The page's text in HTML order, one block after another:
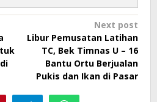
Next post
Libur Pemusatan Latihan
TC, Bek Timnas U – 16
Bantu Ortu Berjualan
Pukis dan Ikan di Pasar